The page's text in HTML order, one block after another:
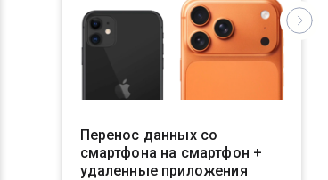
Перенос данных со
смартфона на смартфон +
удаленные приложения